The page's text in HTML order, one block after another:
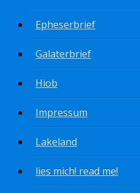
Epheserbrief
Galaterbrief
Hiob
Impressum
Lakeland
lies mich! read me!